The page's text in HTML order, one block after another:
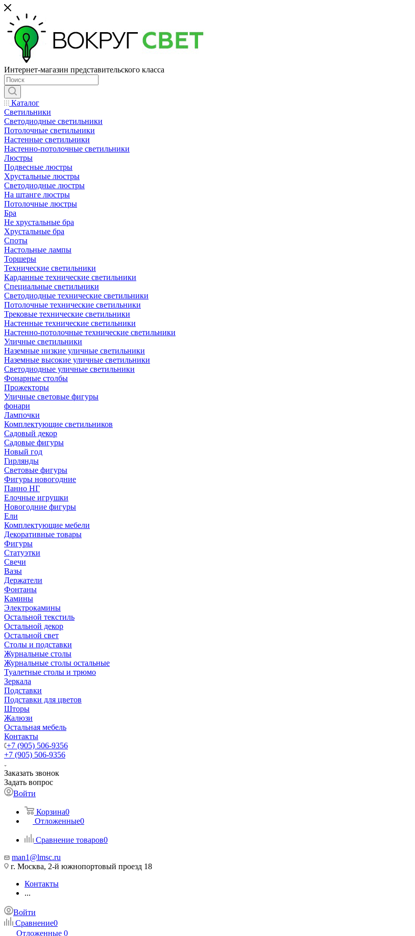
Интернет-магазин представительского класса
Каталог
Светильники
Светодиодные светильники
Потолочные светильники
Настенные светильники
Настенно-потолочные светильники
Люстры
Подвесные люстры
Хрустальные люстры
Светодиодные люстры
На штанге люстры
Потолочные люстры
Бра
Не хрустальные бра
Хрустальные бра
Споты
Настольные лампы
Торшеры
Технические светильники
Карданные технические светильники
Специальные светильники
Светодиодные технические светильники
Потолочные технические светильники
Трековые технические светильники
Настенные технические светильники
Настенно-потолочные технические светильники
Уличные светильники
Наземные низкие уличные светильники
Наземные высокие уличные светильники
Светодиодные уличные светильники
Фонарные столбы
Прожекторы
Уличные световые фигуры
фонари
Лампочки
Комплектующие светильников
Садовый декор
Садовые фигуры
Новый год
Гирлянды
Световые фигуры
Фигуры новогодние
Панно НГ
Елочные игрушки
Новогодние фигуры
Ели
Комплектующие мебели
Декоративные товары
Фигуры
Статуэтки
Свечи
Вазы
Держатели
Фонтаны
Камины
Электрокамины
Остальной текстиль
Остальной декор
Остальной свет
Столы и подставки
Журнальные столы
Журнальные столы остальные
Туалетные столы и трюмо
Зеркала
Подставки
Подставки для цветов
Шторы
Жалюзи
Остальная мебель
Контакты
+7 (905) 506-9356
+7 (905) 506-9356
Заказать звонок
Задать вопрос
Войти
Корзина0
Отложенные0
Сравнение товаров0
man1@lmsc.ru
г. Москва, 2-й южнопортовый проезд 18
Контакты
...
Войти
Сравнение0
Отложенные 0